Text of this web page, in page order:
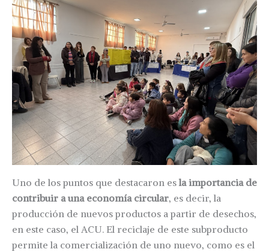
Uno de los puntos que destacaron esla importancia de
contribuir a una economía circular, es decir, la
producción de nuevos productos a partir de desechos,
en este caso, el ACU. El reciclaje de este subproducto
permite la comercialización de uno nuevo, como es el